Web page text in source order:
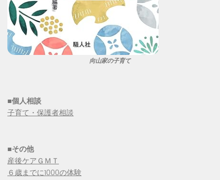
向山家の子育て
■個人相談
子育て・保護者相談
■その他
産後ケアＧＭＴ
６歳までに1000の体験